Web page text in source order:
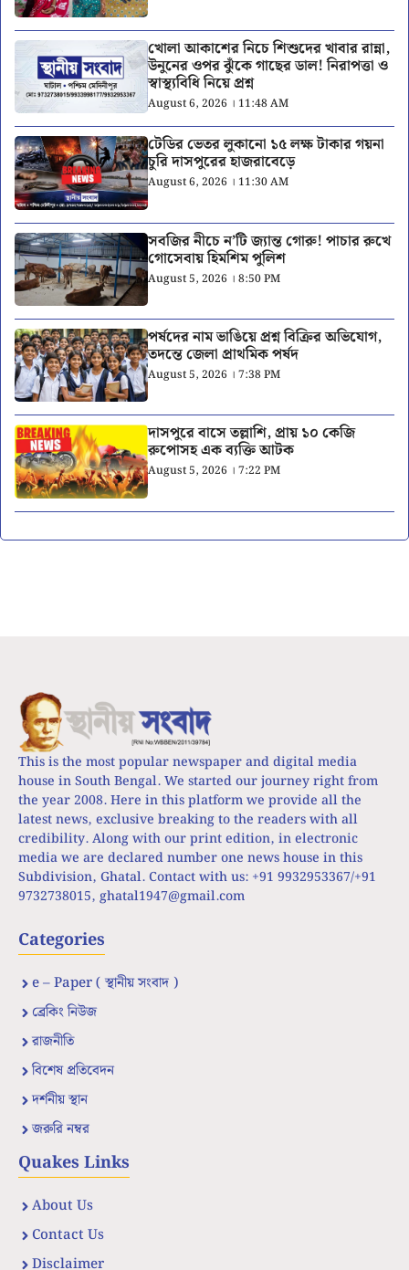
খোলা আকাশের নিচে শিশুদের খাবার রান্না,
উনুনের ওপর ঝুঁকে গাছের ডাল! নিরাপত্তা ও
স্বাস্থ্যবিধি নিয়ে প্রশ্ন
August 6, 2026 । 11:48 AM
টেডির ভেতর লুকানো ১৫ লক্ষ টাকার গয়না
চুরি দাসপুরের হাজরাবেড়ে
August 6, 2026 । 11:30 AM
সবজির নীচে ন’টি জ্যান্ত গোরু! পাচার রুখে
গোসেবায় হিমশিম পুলিশ
August 5, 2026 । 8:50 PM
পর্ষদের নাম ভাঙিয়ে প্রশ্ন বিক্রির অভিযোগ,
তদন্তে জেলা প্রাথমিক পর্ষদ
August 5, 2026 । 7:38 PM
দাসপুরে বাসে তল্লাশি, প্রায় ১০ কেজি
রুপোসহ এক ব্যক্তি আটক
August 5, 2026 । 7:22 PM
This is the most popular newspaper and digital media
house in South Bengal. We started our journey right from
the year 2008. Here in this platform we provide all the
latest news, exclusive breaking to the readers with all
credibility. Along with our print edition, in electronic
media we are declared number one news house in this
Subdivision, Ghatal. Contact with us: +91 9932953367/+91
9732738015, ghatal1947@gmail.com
Categories
e – Paper ( স্থানীয় সংবাদ )
ব্রেকিং নিউজ
রাজনীতি
বিশেষ প্রতিবেদন
দর্শনীয় স্থান
জরুরি নম্বর
Quakes Links
About Us
Contact Us
Disclaimer